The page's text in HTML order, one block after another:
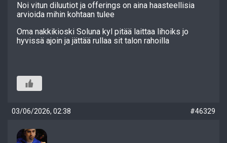
Noi vitun diluutiot ja offerings on aina haasteellisia
arvioida mihin kohtaan tulee
Oma nakkikioski Soluna kyl pitää laittaa lihoiks jo
hyvissä ajoin ja jättää rullaa sit talon rahoilla
03/06/2026, 02:38 #46329